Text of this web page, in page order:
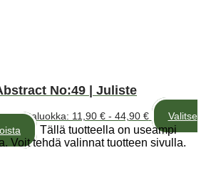
No:49 | Juliste
€Hintaluokka: 11,90 € - 44,90 €
Valitse
Tällä tuotteella on useampi
Voit tehdä valinnat tuotteen sivulla.